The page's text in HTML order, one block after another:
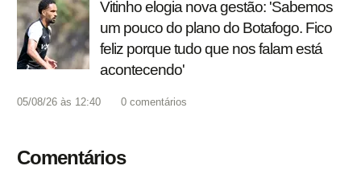
Vitinho elogia nova gestão: 'Sabemos
um pouco do plano do Botafogo. Fico
feliz porque tudo que nos falam está
acontecendo'
05/08/26 às 12:40 0 comentários
Comentários